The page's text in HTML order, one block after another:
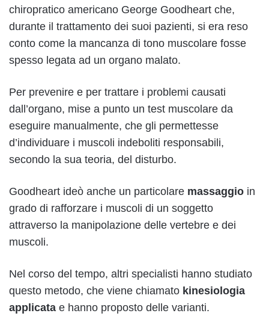
chiropratico americano George Goodheart che,
durante il trattamento dei suoi pazienti, si era reso
conto come la mancanza di tono muscolare fosse
spesso legata ad un organo malato.
Per prevenire e per trattare i problemi causati
dall’organo, mise a punto un test muscolare da
eseguire manualmente, che gli permettesse
d’individuare i muscoli indeboliti responsabili,
secondo la sua teoria, del disturbo.
Goodheart ideò anche un particolare massaggio in
grado di rafforzare i muscoli di un soggetto
attraverso la manipolazione delle vertebre e dei
muscoli.
Nel corso del tempo, altri specialisti hanno studiato
questo metodo, che viene chiamato kinesiologia
applicata e hanno proposto delle varianti.